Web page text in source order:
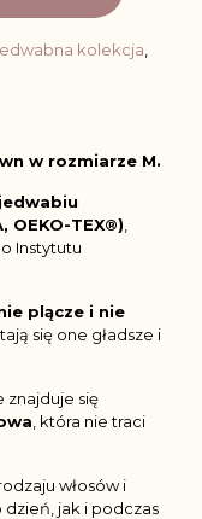
kolekcja
w rozmiarze M.
OEKO-TEX®)
Instytutu
plącze i nie
się one gładsze i
znajduje się
, która nie traci
włosów i
dzień, jak i podczas